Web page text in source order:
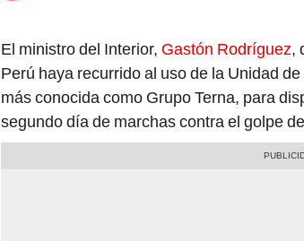
El ministro del Interior, Gastón Rodríguez,
Perú haya recurrido al uso de la Unidad
más conocida como Grupo Terna, para
segundo día de marchas contra el golpe